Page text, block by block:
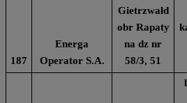
187
Energa
Operator S.A.
Gietrzwałd
obr Rapaty
na dz nr
58/3, 51